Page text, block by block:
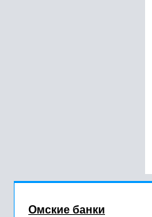
Омские банки